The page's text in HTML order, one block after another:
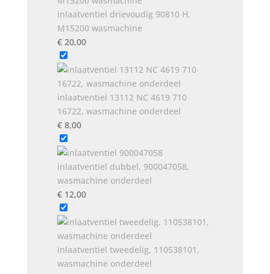
inlaatventiel drievoudig 90810 H,
M15200 wasmachine
€20,00
inlaatventiel 13112 NC 4619 710
16722, wasmachine onderdeel
€8,00
inlaatventiel dubbel, 900047058,
wasmachine onderdeel
€12,00
inlaatventiel tweedelig, 110538101,
wasmachine onderdeel